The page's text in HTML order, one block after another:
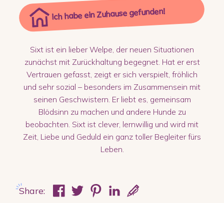
Ich habe ein Zuhause gefunden!
Sixt ist ein lieber Welpe, der neuen Situationen
zunächst mit Zurückhaltung begegnet. Hat er erst
Vertrauen gefasst, zeigt er sich verspielt, fröhlich
und sehr sozial – besonders im Zusammensein mit
seinen Geschwistern. Er liebt es, gemeinsam
Blödsinn zu machen und andere Hunde zu
beobachten. Sixt ist clever, lernwillig und wird mit
Zeit, Liebe und Geduld ein ganz toller Begleiter fürs
Leben.
Share: